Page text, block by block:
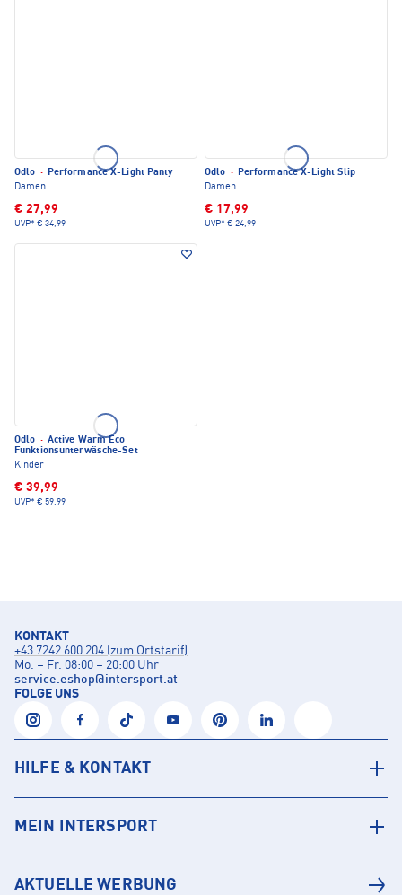
Odlo · Performance X-Light Panty
Damen
€ 27,99
UVP* € 34,99
Odlo · Performance X-Light Slip
Damen
€ 17,99
UVP* € 24,99
Odlo · Active Warm Eco
Funktionsunterwäsche-Set
Kinder
€ 39,99
UVP* € 59,99
KONTAKT
+43 7242 600 204 (zum Ortstarif)
Mo. – Fr. 08:00 – 20:00 Uhr
service.eshop@intersport.at
FOLGE UNS
HILFE & KONTAKT
MEIN INTERSPORT
AKTUELLE WERBUNG